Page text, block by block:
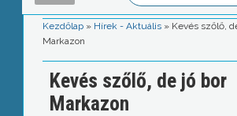
Kezdőlap » Hírek - Aktuális » Kevés szőlő,
Markazon
Kevés szőlő, de jó bor
Markazon